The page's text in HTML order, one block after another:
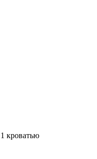
кроватью